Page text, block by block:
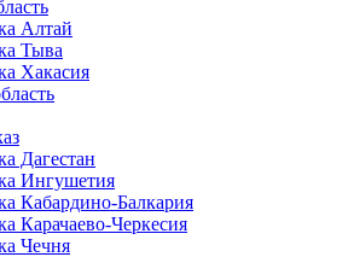
Алтай
Тыва
Хакасия
Дагестан
Ингушетия
Кабардино-Балкария
Карачаево-Черкесия
Чечня